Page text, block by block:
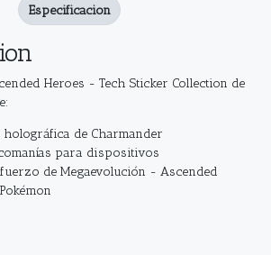
Heroes - Tech Sticker Collection de
de Charmander
para dispositivos
de Megaevolución - Ascended
Especificacion